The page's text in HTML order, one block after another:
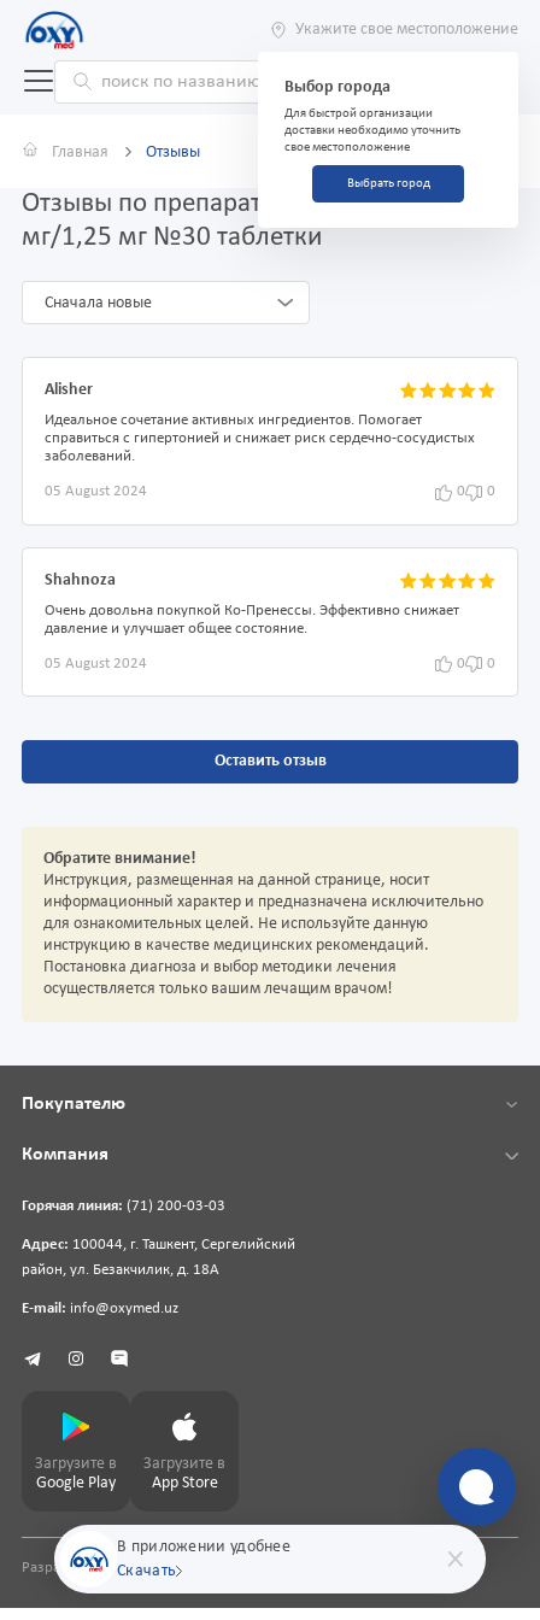
Укажите свое местоположение
Выбор города
Для быстрой организации
доставки необходимо уточнить
свое местоположение
Выбрать город
Главная Отзывы
Отзывы по препарату Ко-Пренесса 4
мг/1,25 мг №30 таблетки
Сначала новые
Alisher
Идеальное сочетание активных ингредиентов. Помогает
справиться с гипертонией и снижает риск сердечно-сосудистых
заболеваний.
05 August 2024 0 0
Shahnoza
Очень довольна покупкой Ко-Пренессы. Эффективно снижает
давление и улучшает общее состояние.
05 August 2024 0 0
Оставить отзыв
Обратите внимание!
Инструкция, размещенная на данной странице, носит
информационный характер и предназначена исключительно
для ознакомительных целей. Не используйте данную
инструкцию в качестве медицинских рекомендаций.
Постановка диагноза и выбор методики лечения
осуществляется только вашим лечащим врачом!
В приложении удобнее
Скачать
Горячая линия: (71) 200-03-03
Адрес: 100044, г. Ташкент, Сергелийский
район, ул. Безакчилик, д. 18А
E-mail: info@oxymed.uz
Покупателю
Компания
Загрузите в
Google Play
Загрузите в
App Store
Разработка сайтаpharmit.uz